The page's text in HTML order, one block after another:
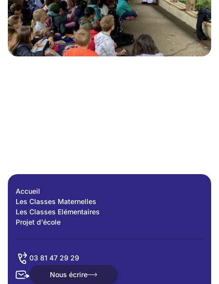
Accueil
Les Classes Maternelles
Les Classes Elémentaires
Projet d'école
03 81 47 29 29
Nous écrire